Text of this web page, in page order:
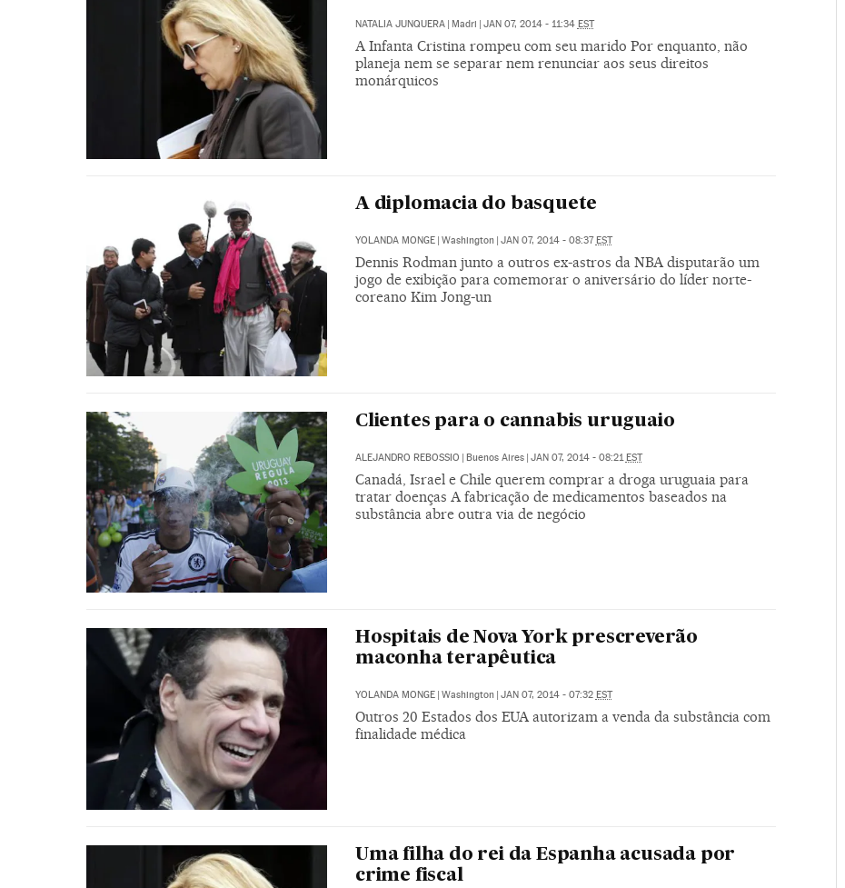
NATALIA JUNQUERA | Madri | JAN 07, 2014 - 11:34 EST
A Infanta Cristina rompeu com seu marido Por enquanto, não
planeja nem se separar nem renunciar aos seus direitos
monárquicos
A diplomacia do basquete
YOLANDA MONGE Washington JAN 07, 2014 - 08:37 EST
Dennis Rodman junto a outros ex-astros da NBA disputarão um
jogo de exibição para comemorar o aniversário do líder norte-
coreano Kim Jong-un
Clientes para o cannabis uruguaio
ALEJANDRO REBOSSIO | Buenos Aires | JAN 07, 2014 - 08:21EST
Canadá, Israel e Chile querem comprar a droga uruguaia para
tratar doenças A fabricação de medicamentos baseados na
substância abre outra via de negócio
Hospitais de Nova York prescreverão
maconha terapêutica
YOLANDA MONGE | Washington | JAN 07, 2014 - 07:32 EST
Outros 20 Estados dos EUA autorizam a venda da substância com
finalidade médica
Uma filha do rei da Espanha acusada por
crime fiscal